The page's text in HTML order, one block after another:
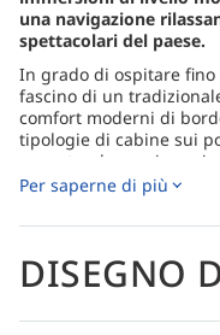
una navigazione
spettacolari del paese.
In grado di ospitare fino
fascino di un
comfort moderni di
tipologie di cabine sui
garantendo ampi
per coppie, amici e
distendersi sull'ampio
splendido panorama
Per saperne di più
DISEGNO